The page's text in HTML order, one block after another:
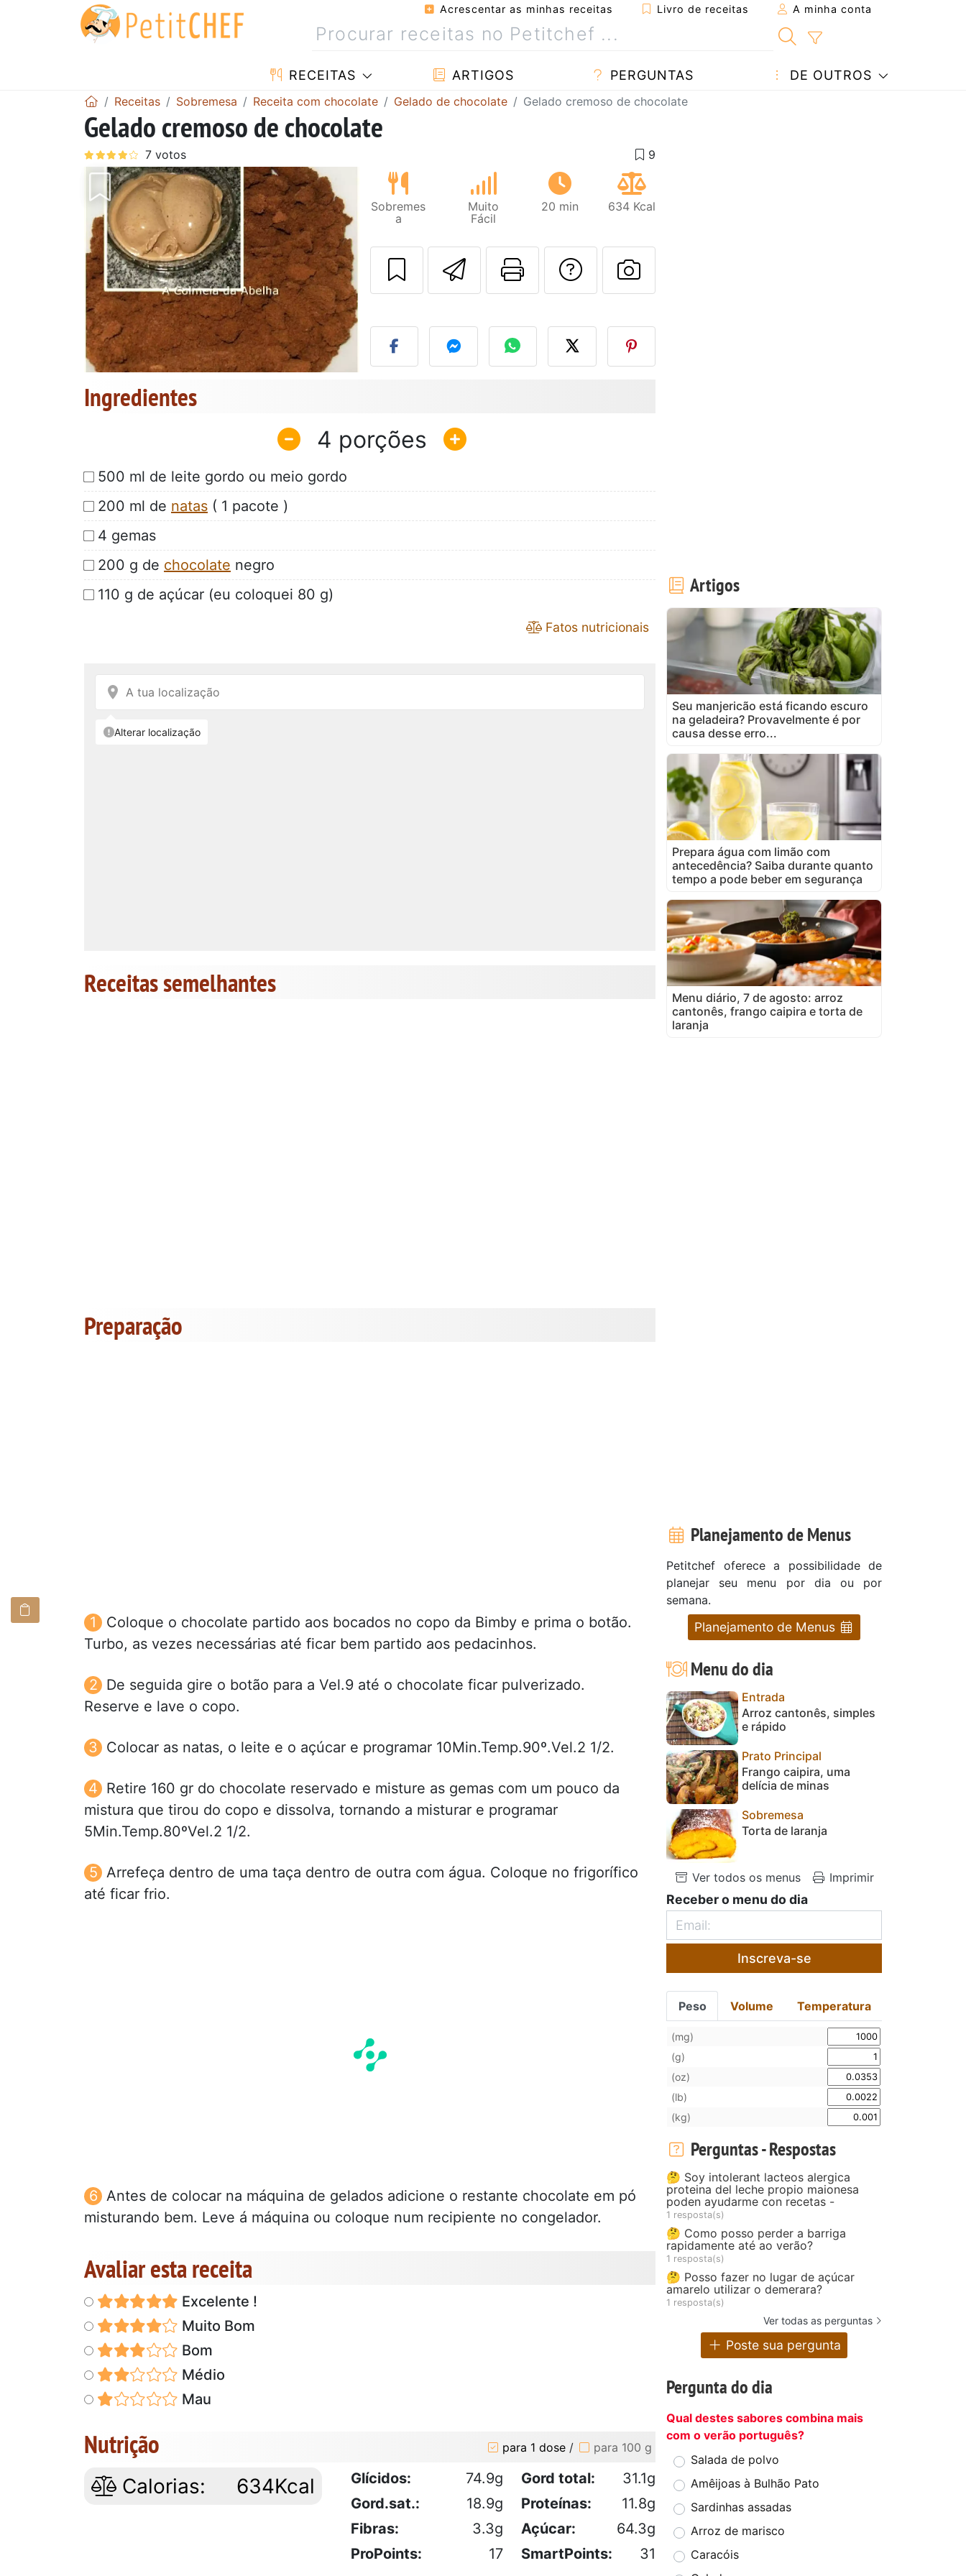
Acrescentar as minhas receitas Livro de receitas A minha conta
RECEITAS ARTIGOS PERGUNTAS DE OUTROS
Receitas Sobremesa Receita com chocolate Gelado de chocolate Gelado cremoso de chocolate
Gelado cremoso de chocolate
Sobremes
a
Muito
Fácil
20 min 634 Kcal
Enviar esta receita a um amigo
Imprima esta página
Falar com o autor da receita
Fez esta receita? Compartilhe
Ingredientes
4
500 ml de leite gordo ou meio gordo
200 ml de natas ( 1 pacote )
4 gemas
200 g de chocolate negro
110 g de açúcar (eu coloquei 80 g)
Fatos nutricionais
Receitas semelhantes
Preparação
Coloque o chocolate partido aos bocados no copo da Bimby e prima o botão.
Turbo, as vezes necessárias até ficar bem partido aos pedacinhos.
De seguida gire o botão para a Vel.9 até o chocolate ficar pulverizado.
Reserve e lave o copo.
Colocar as natas, o leite e o açúcar e programar 10Min.Temp.90º.Vel.2 1/2.
Retire 160 gr do chocolate reservado e misture as gemas com um pouco da
mistura que tirou do copo e dissolva, tornando a misturar e programar
5Min.Temp.80ºVel.2 1/2.
Arrefeça dentro de uma taça dentro de outra com água. Coloque no frigorífico
até ficar frio.
Antes de colocar na máquina de gelados adicione o restante chocolate em pó
misturando bem. Leve á máquina ou coloque num recipiente no congelador.
Avaliar esta receita
Excelente !
Muito Bom
Bom
Médio
Mau
Nutrição para 1 dose / para 100 g
Calorias: 634Kcal Glícidos: 74.9g Gord total:
31.1g
Gord.sat.:
18.9g Proteínas:
11.8g
Fibras:
3.3g Açúcar:
64.3g
ProPoints:
17 SmartPoints: 31
Artigos
Seu manjericão está ficando escuro
na geladeira? Provavelmente é por
causa desse erro...
Prepara água com limão com
antecedência? Saiba durante quanto
tempo a pode beber em segurança
Menu diário, 7 de agosto: arroz
cantonês, frango caipira e torta de
laranja
Planejamento de Menus
Petitchef oferece a possibilidade de
planejar seu menu por dia ou por
semana.
Planejamento de Menus
Menu do dia
Entrada
Arroz cantonês, simples
e rápido
Prato Principal
Frango caipira, uma
delícia de minas
Sobremesa
Torta de laranja
Ver todos os menus Imprimir
Receber o menu do dia
Inscreva-se
Peso Volume Temperatura
(mg)
(g)
(oz)
(lb)
(kg)
Perguntas - Respostas
🤔 Soy intolerant lacteos alergica
proteina del leche propio maionesa
poden ayudarme con recetas -
1 resposta(s)
🤔 Como posso perder a barriga
rapidamente até ao verão?
1 resposta(s)
🤔 Posso fazer no lugar de açúcar
amarelo utilizar o demerara?
1 resposta(s)
Ver todas as perguntas
Poste sua pergunta
Pergunta do dia
Qual destes sabores combina mais
com o verão português?
Salada de polvo
Amêijoas à Bulhão Pato
Sardinhas assadas
Arroz de marisco
Caracóis